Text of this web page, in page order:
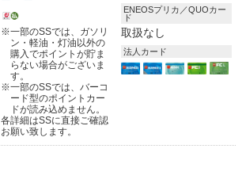
※一部のSSでは、ガソリ
ン・軽油・灯油以外の
購入でポイントが貯ま
らない場合がございま
す。
※一部のSSでは、バーコ
ード型のポイントカー
ドが読み込めません。
各詳細はSSに直接ご確認
お願い致します。
ENEOSプリカ／QUOカー
ド
取扱なし
法人カード